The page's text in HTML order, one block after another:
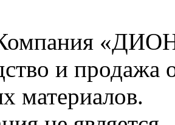
и продажа
материалов.